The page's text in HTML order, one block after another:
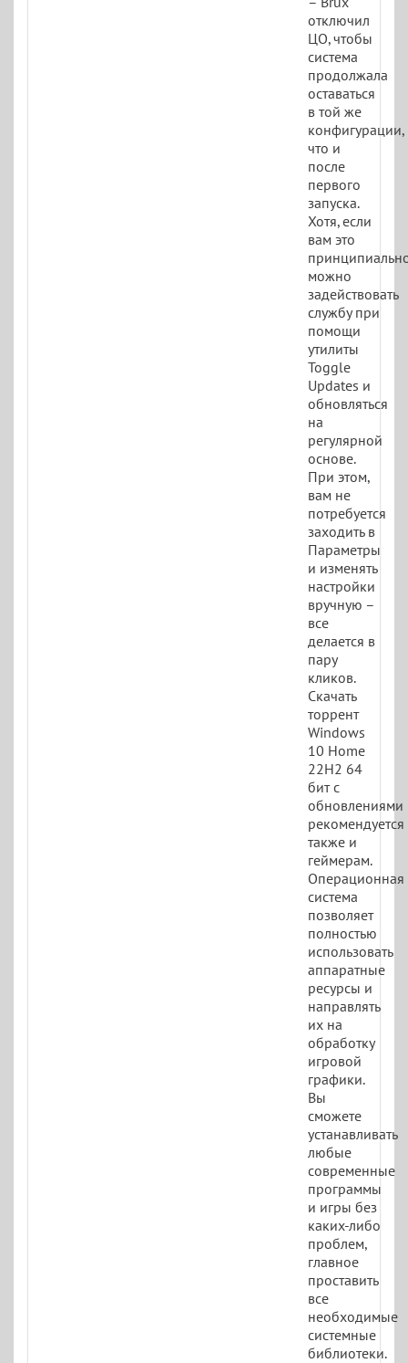
отключил
ЦО, чтобы
система
продолжала
оставаться
в той же
конфигурации,
что и
после
первого
запуска.
Хотя, если
вам это
можно
задействовать
службу при
помощи
утилиты
Toggle
Updates и
обновляться
на
регулярной
основе.
При этом,
вам не
потребуется
заходить в
Параметры
и изменять
настройки
вручную –
все
делается в
пару
кликов.
Скачать
торрент
Windows
10 Home
22H2 64
бит с
обновлениями
рекомендуется
также и
геймерам.
Операционная
система
позволяет
полностью
использовать
аппаратные
ресурсы и
направлять
их на
обработку
игровой
графики.
Вы
сможете
устанавливать
любые
современные
программы
и игры без
каких-либо
проблем,
главное
проставить
все
необходимые
системные
библиотеки.